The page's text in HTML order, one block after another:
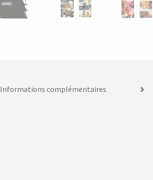
Informations complémentaires